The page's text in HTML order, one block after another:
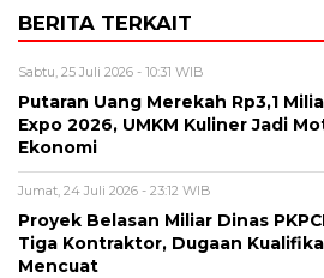
BERITA TERKAIT
Sabtu, 25 Juli 2026 - 10:31 WIB
Putaran Uang Merekah Rp3,1
Expo 2026, UMKM Kuliner Jadi
Ekonomi
Jumat, 24 Juli 2026 - 23:12 WIB
Proyek Belasan Miliar Dinas
Tiga Kontraktor, Dugaan
Mencuat